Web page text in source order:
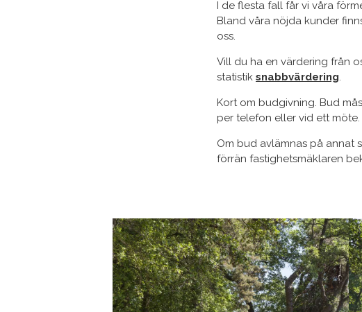
I de flesta fall får vi våra
Bland våra nöjda kunder
oss.
Vill du ha en värdering från
statistik snabbvärdering
Kort om budgivning. Bud
per telefon eller vid ett möte.
Om bud avlämnas på annat
förrän fastighetsmäklaren